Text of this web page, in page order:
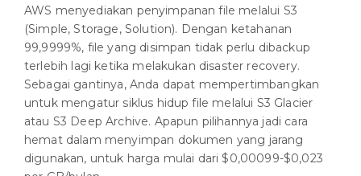
AWS menyediakan penyimpanan file melalui S3
(Simple, Storage, Solution). Dengan ketahanan
99,9999%, file yang disimpan tidak perlu dibackup
terlebih lagi ketika melakukan disaster recovery.
Sebagai gantinya, Anda dapat mempertimbangkan
untuk mengatur siklus hidup file melalui S3 Glacier
atau S3 Deep Archive. Apapun pilihannya jadi cara
hemat dalam menyimpan dokumen yang jarang
digunakan, untuk harga mulai dari $0,00099-$0,023